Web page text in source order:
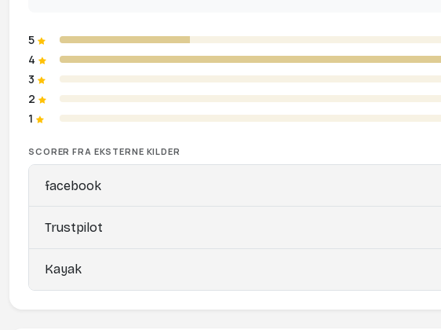
5
4
3
2
1
SCORER FRA EKSTERNE KILDER
facebook
Trustpilot
Kayak